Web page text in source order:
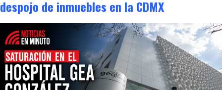
despojo de inmuebles en la CDMX